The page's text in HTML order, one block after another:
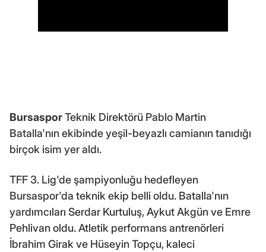
BursasporTeknik Direktörü Pablo Martin
Batalla'nın ekibinde yeşil-beyazlı camianın tanıdığı
birçok isim yer aldı.
TFF 3. Lig'de şampiyonluğu hedefleyen
Bursaspor'da teknik ekip belli oldu. Batalla'nın
yardımcıları Serdar Kurtuluş, Aykut Akgün ve Emre
Pehlivan oldu. Atletik performans antrenörleri
İbrahim Girak ve Hüseyin Topçu, kaleci